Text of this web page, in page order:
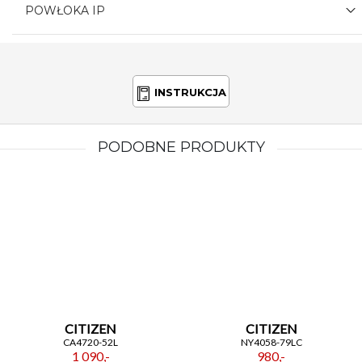
POWŁOKA IP
INSTRUKCJA
PODOBNE PRODUKTY
CITIZEN
CA4720-52L
1 090,-
CITIZEN
NY4058-79LC
980,-